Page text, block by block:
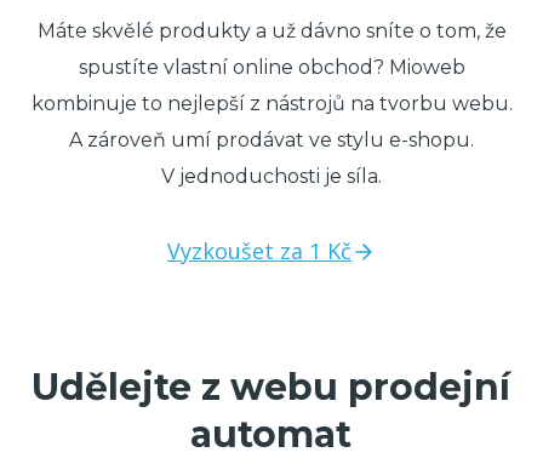
Máte skvělé produkty a už dávno sníte o tom, že
spustíte vlastní online obchod? Mioweb
kombinuje to nejlepší z nástrojů na tvorbu webu.
A zároveň umí prodávat ve stylu e-shopu.
V jednoduchosti je síla.
Vyzkoušet za 1 Kč
Udělejte z webu prodejní
automat